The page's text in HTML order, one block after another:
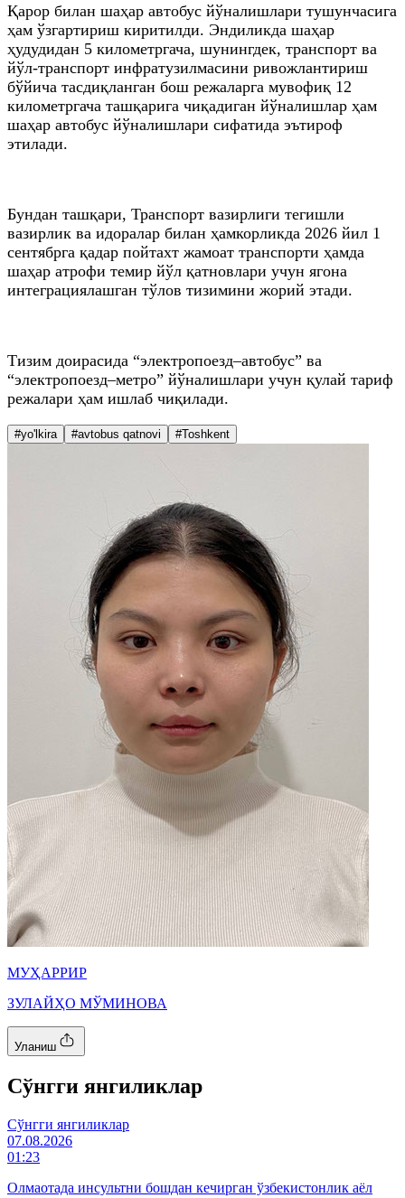
Қарор билан шаҳар автобус йўналишлари тушунчасига
ҳам ўзгартириш киритилди. Эндиликда шаҳар
ҳудудидан 5 километргача, шунингдек, транспорт ва
йўл-транспорт инфратузилмасини ривожлантириш
бўйича тасдиқланган бош режаларга мувофиқ 12
километргача ташқарига чиқадиган йўналишлар ҳам
шаҳар автобус йўналишлари сифатида эътироф
этилади.
Бундан ташқари, Транспорт вазирлиги тегишли
вазирлик ва идоралар билан ҳамкорликда 2026 йил 1
сентябрга қадар пойтахт жамоат транспорти ҳамда
шаҳар атрофи темир йўл қатновлари учун ягона
интеграциялашган тўлов тизимини жорий этади.
Тизим доирасида “электропоезд–автобус” ва
“электропоезд–метро” йўналишлари учун қулай тариф
режалари ҳам ишлаб чиқилади.
#yo'lkira #avtobus qatnovi #Toshkent
МУҲАРРИР
ЗУЛАЙҲО МЎМИНОВА
Уланиш
Cўнгги янгиликлар
Cўнгги янгиликлар
07.08.2026
01:23
Олмаотада инсультни бошдан кечирган ўзбекистонлик аёл